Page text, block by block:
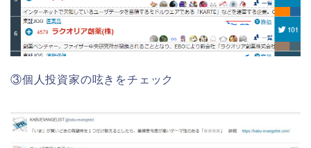
③個人投資家の呟きをチェック